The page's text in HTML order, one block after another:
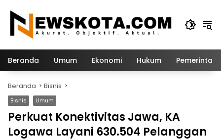
konten
Beranda Umum Ekonomi Hukum
Beranda Bisnis
Bisnis Umum
Perkuat Konektivitas Jawa, KA
Logawa Layani 630.504 Pelanggan